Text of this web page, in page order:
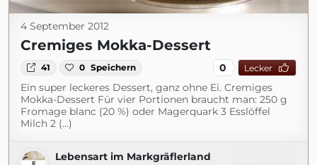
4 September 2012
Cremiges Mokka-Dessert
41 0 Speichern 0 Lecker
Ein super leckeres Dessert, ganz ohne Ei. Cremiges
Mokka-Dessert Für vier Portionen braucht man: 250 g
Fromage blanc (20 %) oder Magerquark 3 Esslöffel
Milch 2 (...)
Lebensart im Markgräflerland